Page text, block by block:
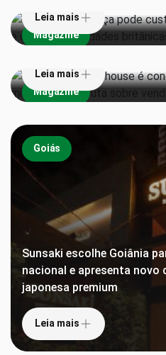
Magazine
Leia mais
Magazine
milhões em disputa sobre
cantora
Leia mais
Goiás
Sunsaki escolhe Goiânia
nacional e apresenta
japonesa premium
Leia mais